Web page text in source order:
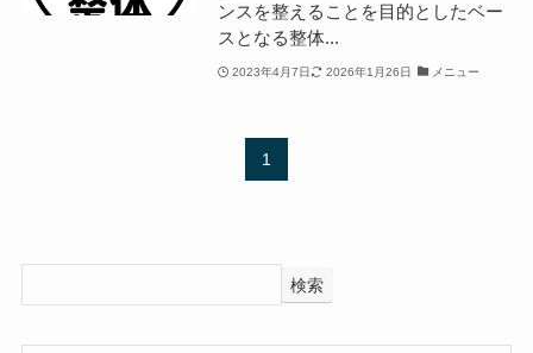
ンスを整えることを目的としたベー
スとなる整体...
2023年4月7日 2026年1月26日 メニュー
1
検索